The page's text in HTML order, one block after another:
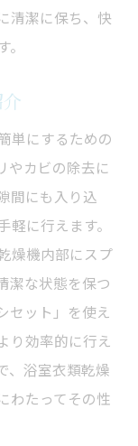
清潔に保ち、快
単にするための
やカビの除去に
間にも入り込
に行えます。
燥機内部にスプ
潔な状態を保つ
セット」を使え
り効率的に行え
、浴室衣類乾燥
わたってその性